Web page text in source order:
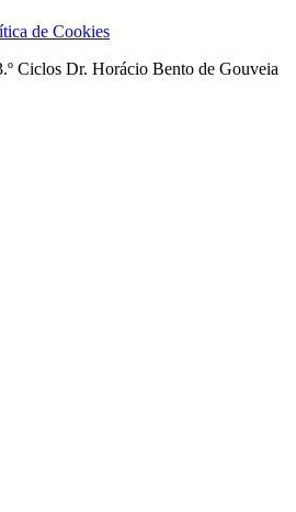
de Cookies
Ciclos Dr. Horácio Bento de Gouveia